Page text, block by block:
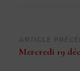
d’article
Mercredi 19